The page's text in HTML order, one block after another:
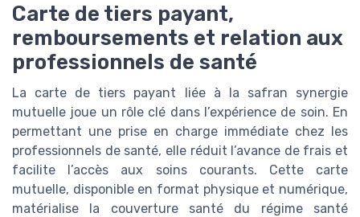
Carte de tiers payant,
remboursements et relation aux
professionnels de santé
La carte de tiers payant liée à la safran synergie
mutuelle joue un rôle clé dans l’expérience de soin. En
permettant une prise en charge immédiate chez les
professionnels de santé, elle réduit l’avance de frais et
facilite l’accès aux soins courants. Cette carte
mutuelle, disponible en format physique et numérique,
matérialise la couverture santé du régime santé